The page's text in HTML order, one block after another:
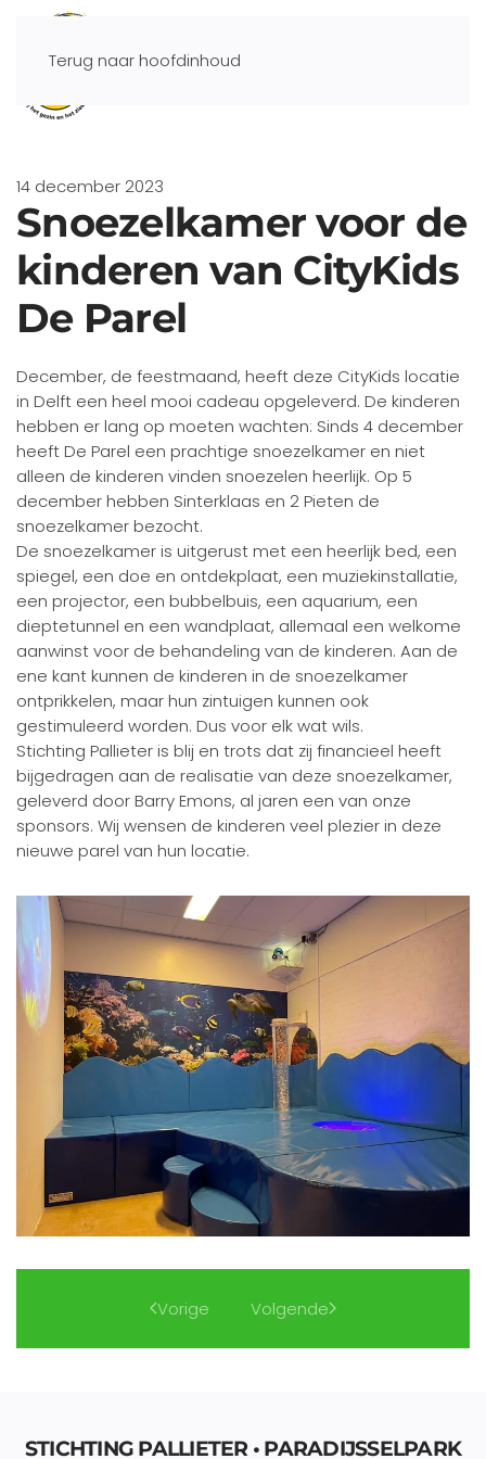
Terug naar hoofdinhoud
14 december 2023
Snoezelkamer voor de
kinderen van CityKids
De Parel
December, de feestmaand, heeft deze CityKids locatie
in Delft een heel mooi cadeau opgeleverd. De kinderen
hebben er lang op moeten wachten: Sinds 4 december
heeft De Parel een prachtige snoezelkamer en niet
alleen de kinderen vinden snoezelen heerlijk. Op 5
december hebben Sinterklaas en 2 Pieten de
snoezelkamer bezocht.
De snoezelkamer is uitgerust met een heerlijk bed, een
spiegel, een doe en ontdekplaat, een muziekinstallatie,
een projector, een bubbelbuis, een aquarium, een
dieptetunnel en een wandplaat, allemaal een welkome
aanwinst voor de behandeling van de kinderen. Aan de
ene kant kunnen de kinderen in de snoezelkamer
ontprikkelen, maar hun zintuigen kunnen ook
gestimuleerd worden. Dus voor elk wat wils.
Stichting Pallieter is blij en trots dat zij financieel heeft
bijgedragen aan de realisatie van deze snoezelkamer,
geleverd door Barry Emons, al jaren een van onze
sponsors. Wij wensen de kinderen veel plezier in deze
nieuwe parel van hun locatie.
Vorige Volgende
STICHTING PALLIETER • PARADIJSSELPARK